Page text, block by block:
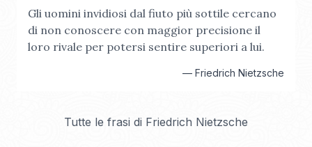
Gli uomini invidiosi dal fiuto più sottile cercano
di non conoscere con maggior precisione il
loro rivale per potersi sentire superiori a lui.
— Friedrich Nietzsche
Tutte le frasi di Friedrich Nietzsche